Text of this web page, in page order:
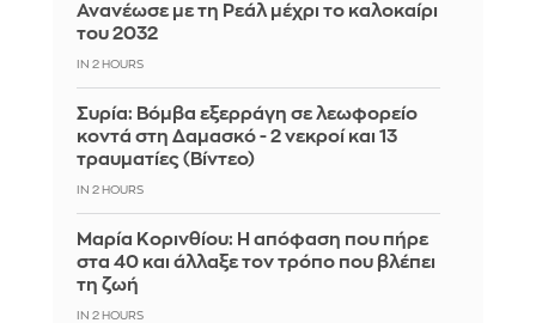
Ανανέωσε με τη Ρεάλ μέχρι το καλοκαίρι
του 2032
IN 2 HOURS
Συρία: Βόμβα εξερράγη σε λεωφορείο
κοντά στη Δαμασκό - 2 νεκροί και 13
τραυματίες (Βίντεο)
IN 2 HOURS
Μαρία Κορινθίου: Η απόφαση που πήρε
στα 40 και άλλαξε τον τρόπο που βλέπει
τη ζωή
IN 2 HOURS